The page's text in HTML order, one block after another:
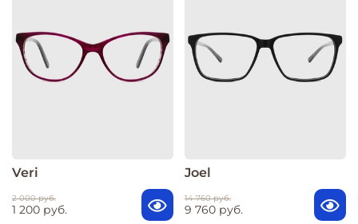
Veri
2 000 руб.
1 200 руб.
Joel
14 760 руб.
9 760 руб.